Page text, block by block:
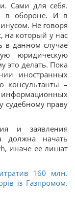
Сами для себя.
в обороне. И в
Не говоря
на который у нас
в данном случае
юридическую
это делать. Пока
иностранных
консультанты –
судебному праву
и заявления
начать
иначе ее лишат
160 млн.
із Газпромом.